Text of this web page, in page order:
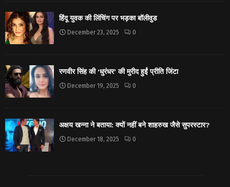
हिंदू युवक की लिंचिंग पर भड़का बॉलीवुड
December 23, 2025 0
रणवीर सिंह की ‘धुरंधर’ की मुरीद हुईं प्रीति जिंटा
December 19, 2025 0
अक्षय खन्ना ने बताया: क्यों नहीं बने शाहरुख जैसे सुपरस्टार?
December 18, 2025 0